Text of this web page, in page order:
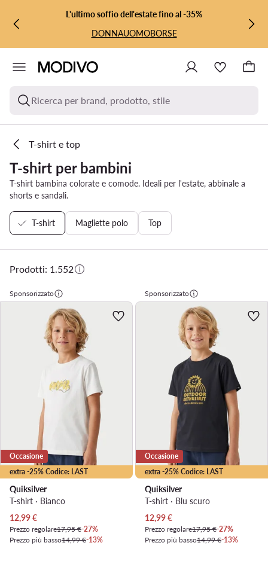
VAI AL CONTENUTO PRINCIPALE
VAI ALLA RICERCAL'ultimo soffio dell'estate fino al -35%
DONNAUOMOBORSE
Ricerca per brand, prodotto, stile
T-shirt e top
T-shirt per bambini
T-shirt bambina colorate e comode. Ideali per l'estate, abbinale a
shorts e sandali.
T-shirt Magliette polo Top
Prodotti: 1.552
Sponsorizzato
extra -25% Codice: LAST
Occasione
Quiksilver
T-shirt · Bianco
Prezzo attuale
12,99€
Prezzo regolare17,95 €-27%
Prezzo più basso14,99 €-13%
Sponsorizzato
extra -25% Codice: LAST
Occasione
Quiksilver
T-shirt · Blu scuro
Prezzo attuale
12,99€
Prezzo regolare17,95 €-27%
Prezzo più basso14,99 €-13%